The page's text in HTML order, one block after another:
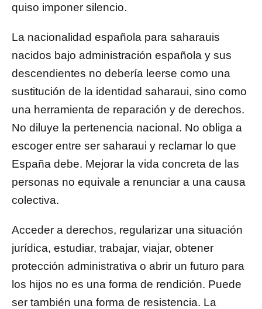
quiso imponer silencio.
La nacionalidad española para saharauis
nacidos bajo administración española y sus
descendientes no debería leerse como una
sustitución de la identidad saharaui, sino como
una herramienta de reparación y de derechos.
No diluye la pertenencia nacional. No obliga a
escoger entre ser saharaui y reclamar lo que
España debe. Mejorar la vida concreta de las
personas no equivale a renunciar a una causa
colectiva.
Acceder a derechos, regularizar una situación
jurídica, estudiar, trabajar, viajar, obtener
protección administrativa o abrir un futuro para
los hijos no es una forma de rendición. Puede
ser también una forma de resistencia. La